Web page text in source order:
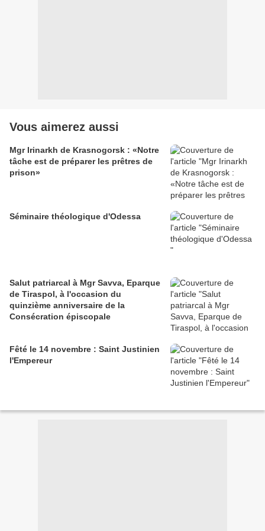
Vous aimerez aussi
Mgr Irinarkh de Krasnogorsk : «Notre
tâche est de préparer les prêtres de
prison»
Séminaire théologique d'Odessa
Salut patriarcal à Mgr Savva, Eparque
de Tiraspol, à l'occasion du
quinzième anniversaire de la
Consécration épiscopale
Fêté le 14 novembre : Saint Justinien
l'Empereur